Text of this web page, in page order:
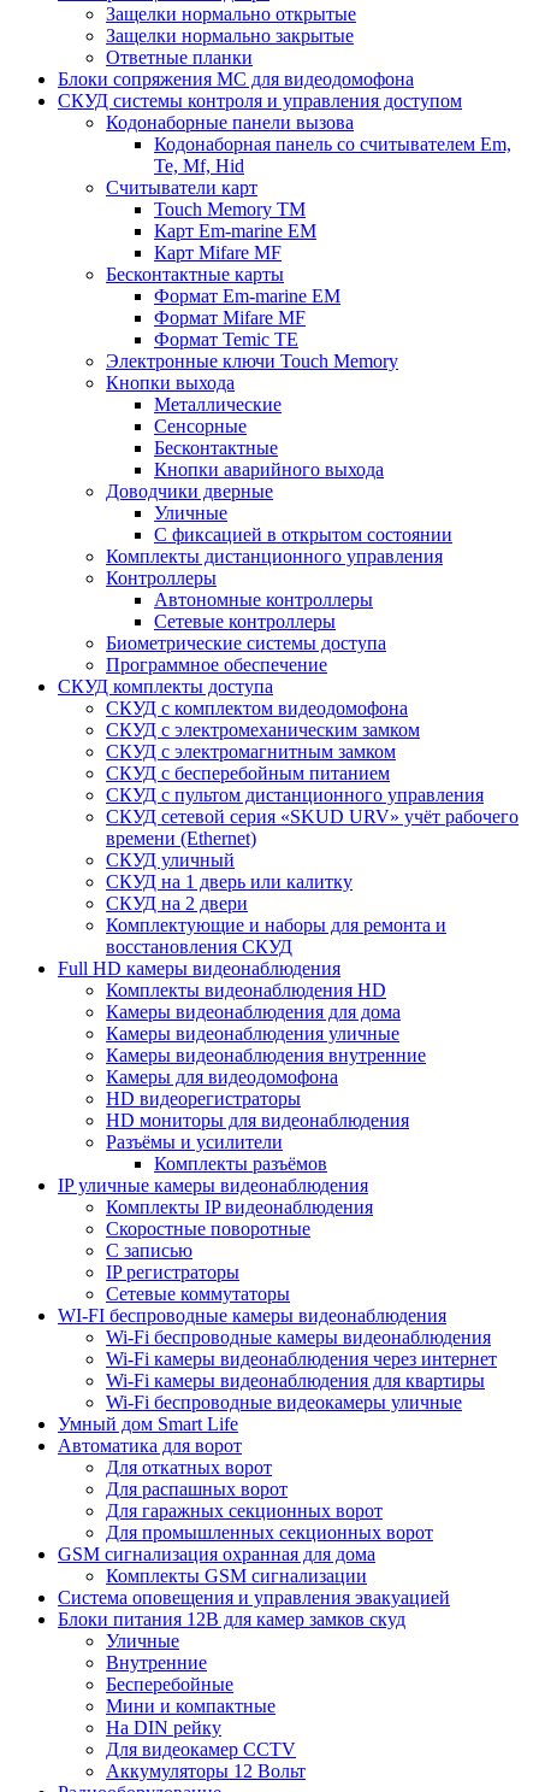
Защелки нормально открытые
Защелки нормально закрытые
Ответные планки
Блоки сопряжения МС для видеодомофона
СКУД системы контроля и управления доступом
Кодонаборные панели вызова
Кодонаборная панель со считывателем Em,
Te, Mf, Hid
Считыватели карт
Touch Memory TM
Карт Em-marine EM
Карт Mifare MF
Бесконтактные карты
Формат Em-marine EM
Формат Mifare MF
Формат Temic TE
Электронные ключи Touch Memory
Кнопки выхода
Металлические
Сенсорные
Бесконтактные
Кнопки аварийного выхода
Доводчики дверные
Уличные
С фиксацией в открытом состоянии
Комплекты дистанционного управления
Контроллеры
Автономные контроллеры
Сетевые контроллеры
Биометрические системы доступа
Программное обеспечение
СКУД комплекты доступа
СКУД с комплектом видеодомофона
СКУД с электромеханическим замком
СКУД с электромагнитным замком
СКУД с бесперебойным питанием
СКУД с пультом дистанционного управления
СКУД сетевой серия «SKUD URV» учёт рабочего
времени (Ethernet)
СКУД уличный
СКУД на 1 дверь или калитку
СКУД на 2 двери
Комплектующие и наборы для ремонта и
восстановления СКУД
Full HD камеры видеонаблюдения
Комплекты видеонаблюдения HD
Камеры видеонаблюдения для дома
Камеры видеонаблюдения уличные
Камеры видеонаблюдения внутренние
Камеры для видеодомофона
HD видеорегистраторы
HD мониторы для видеонаблюдения
Разъёмы и усилители
Комплекты разъёмов
IP уличные камеры видеонаблюдения
Комплекты IP видеонаблюдения
Скоростные поворотные
С записью
IP регистраторы
Сетевые коммутаторы
WI-FI беспроводные камеры видеонаблюдения
Wi-Fi беспроводные камеры видеонаблюдения
Wi-Fi камеры видеонаблюдения через интернет
Wi-Fi камеры видеонаблюдения для квартиры
Wi-Fi беспроводные видеокамеры уличные
Умный дом Smart Life
Автоматика для ворот
Для откатных ворот
Для распашных ворот
Для гаражных секционных ворот
Для промышленных секционных ворот
GSM сигнализация охранная для дома
Комплекты GSM сигнализации
Cистема оповещения и управления эвакуацией
Блоки питания 12В для камер замков скуд
Уличные
Внутренние
Бесперебойные
Мини и компактные
На DIN рейку
Для видеокамер CCTV
Аккумуляторы 12 Вольт